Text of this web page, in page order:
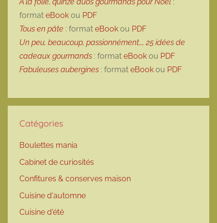
format eBook ou PDF
Tous en pâte : format eBook ou PDF
Un peu, beaucoup, passionnément…, 25 idées de
cadeaux gourmands : format eBook ou PDF
Fabuleuses aubergines : format eBook ou PDF
Catégories
Boulettes mania
Cabinet de curiosités
Confitures & conserves maison
Cuisine d'automne
Cuisine d'été